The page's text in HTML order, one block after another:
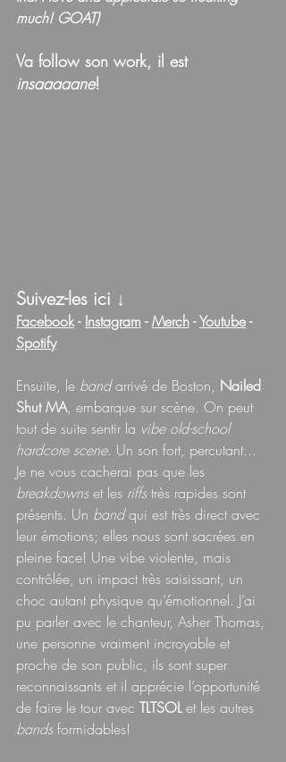
much! GOAT)
Va follow son work, il est
insaaaaane!
Suivez-les ici ↓
Facebook - Instagram - Merch - Youtube -
Spotify
Ensuite, le band arrivé de Boston, Nailed
Shut MA, embarque sur scène. On peut
tout de suite sentir la vibe old-school
hardcore scene. Un son fort, percutant...
Je ne vous cacherai pas que les
breakdowns et les riffs très rapides sont
présents. Un band qui est très direct avec
leur émotions; elles nous sont sacrées en
pleine face! Une vibe violente, mais
contrôlée, un impact très saisissant, un
choc autant physique qu’émotionnel. J’ai
pu parler avec le chanteur, Asher Thomas,
une personne vraiment incroyable et
proche de son public, ils sont super
reconnaissants et il apprécie l’opportunité
de faire le tour avec TLTSOL et les autres
bands formidables!